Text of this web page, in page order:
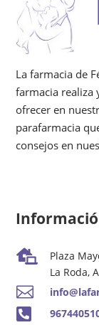
La farmacia de
farmacia realiza
ofrecer en
parafarmacia
consejos en

Plaza
La Roda,

